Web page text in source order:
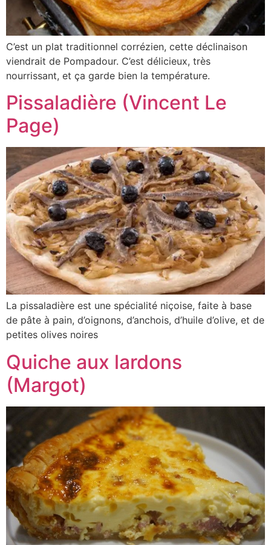
C’est un plat traditionnel corrézien, cette déclinaison
viendrait de Pompadour. C’est délicieux, très
nourrissant, et ça garde bien la température.
Pissaladière (Vincent Le
Page)
La pissaladière est une spécialité niçoise, faite à base
de pâte à pain, d’oignons, d’anchois, d’huile d’olive, et de
petites olives noires
Quiche aux lardons
(Margot)